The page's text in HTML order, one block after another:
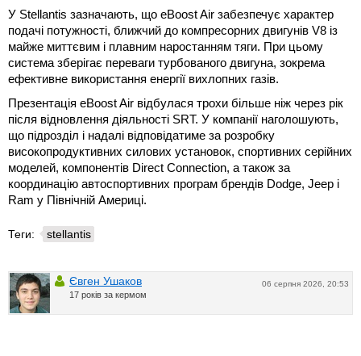
У Stellantis зазначають, що eBoost Air забезпечує характер
подачі потужності, ближчий до компресорних двигунів V8 із
майже миттєвим і плавним наростанням тяги. При цьому
система зберігає переваги турбованого двигуна, зокрема
ефективне використання енергії вихлопних газів.
Презентація eBoost Air відбулася трохи більше ніж через рік
після відновлення діяльності SRT. У компанії наголошують,
що підрозділ і надалі відповідатиме за розробку
високопродуктивних силових установок, спортивних серійних
моделей, компонентів Direct Connection, а також за
координацію автоспортивних програм брендів Dodge, Jeep і
Ram у Північній Америці.
Теги: stellantis
06 серпня 2026, 20:53
Євген Ушаков
17 років за кермом